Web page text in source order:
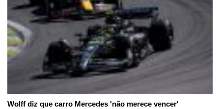
Wolff diz que carro Mercedes 'não merece vencer'